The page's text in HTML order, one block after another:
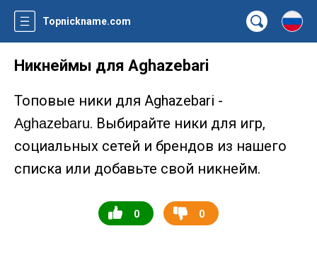
Topnickname.com
Никнеймы для Aghazebari
Топовые ники для Aghazebari -
Aghazebaru. Выбирайте ники для игр,
социальных сетей и брендов из нашего
списка или добавьте свой никнейм.
0 0